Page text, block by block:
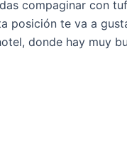
compaginar con
posición te va a
donde hay muy